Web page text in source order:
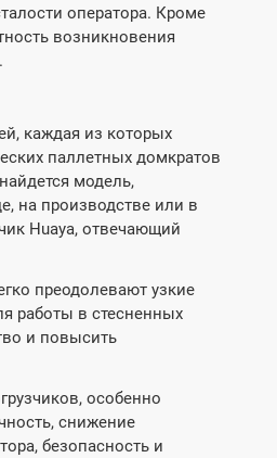
оператора. Кроме
возникновения
каждая из которых
паллетных домкратов
модель,
на производстве или в
Huaya, отвечающий
преодолевают узкие
работы в стесненных
и повысить
особенно
снижение
безопасность и